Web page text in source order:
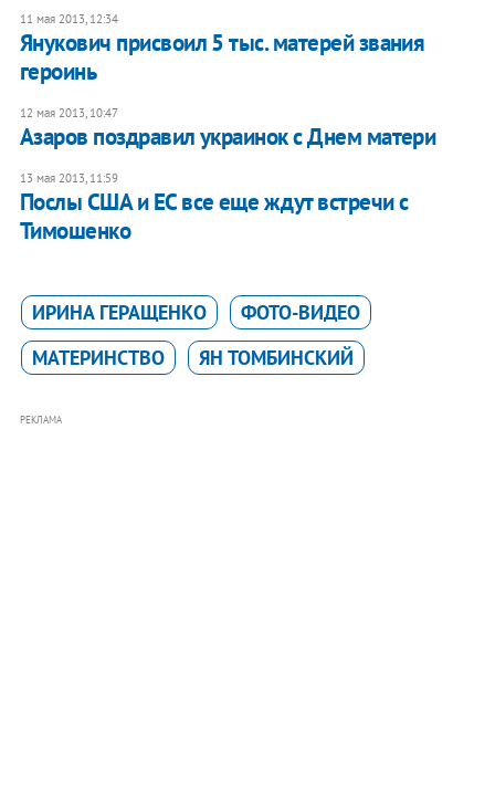
11 мая 2013, 12:34
Янукович присвоил 5 тыс. матерей звания
героинь
12 мая 2013, 10:47
Азаров поздравил украинок с Днем матери
13 мая 2013, 11:59
Послы США и ЕС все еще ждут встречи с
Тимошенко
ИРИНА ГЕРАЩЕНКО
ФОТО-ВИДЕО
МАТЕРИНСТВО
ЯН ТОМБИНСКИЙ
РЕКЛАМА